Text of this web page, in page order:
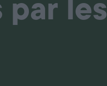
par les